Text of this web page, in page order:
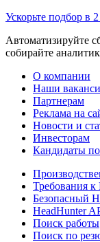
Ускорьте подбор в
Автоматизируйте
собирайте
О компании
Наши
Партнерам
Реклама на
Новости и
Инвесторам
Кандидаты
Требования
Безопасный
HeadHunter
Поиск работы
Поиск по